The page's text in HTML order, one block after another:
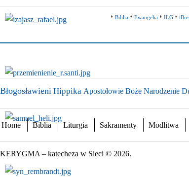
* Biblia* Ewangelia* ILG*
Błogosławieni Hippika Apostołowie Boże Narodzenie
Home Biblia Liturgia Sakramenty Modlitwa
KERYGMA – katecheza w Sieci © 2026.